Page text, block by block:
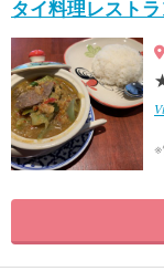
タイ料理レスト